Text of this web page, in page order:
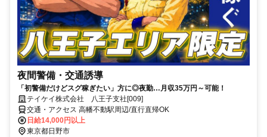
夜間警備・交通誘導
「初警備だけどスグ稼ぎたい」方に◎夜勤…月収35万円～可能！
テイケイ株式会社 八王子支社[009]
交通・アクセス 高幡不動駅周辺/直行直帰OK
日給14,000円以上
東京都日野市